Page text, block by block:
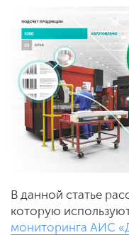
В данной статье
которую
мониторинга АИС